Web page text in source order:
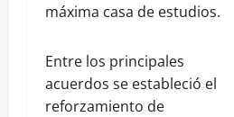
máxima casa de estudios.
Entre los principales
acuerdos se estableció el
reforzamiento de